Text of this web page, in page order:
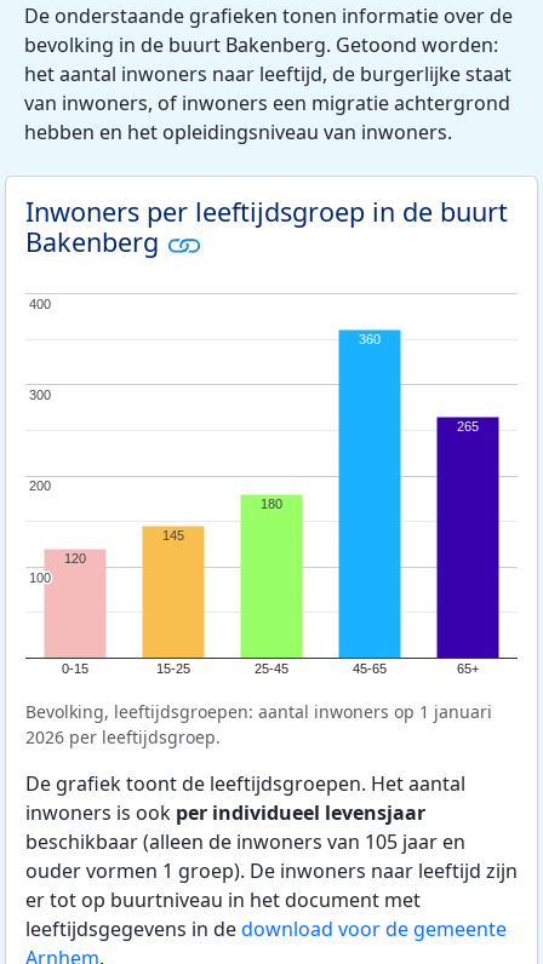
De onderstaande grafieken tonen informatie over de
bevolking in de buurt Bakenberg. Getoond worden:
het aantal inwoners naar leeftijd, de burgerlijke staat
van inwoners, of inwoners een migratie achtergrond
hebben en het opleidingsniveau van inwoners.
Inwoners per leeftijdsgroep in de buurt
Bakenberg
0-15 15-25 25-45 45-65 65+
100
100
200
200
300
300
400
400
120
145
180
360
265
Bevolking, leeftijdsgroepen: aantal inwoners op 1 januari
2026 per leeftijdsgroep.
De grafiek toont de leeftijdsgroepen. Het aantal
inwoners is ook per individueel levensjaar
beschikbaar (alleen de inwoners van 105 jaar en
ouder vormen 1 groep). De inwoners naar leeftijd zijn
er tot op buurtniveau in het document met
leeftijdsgegevens in dedownload voor de gemeente
Arnhem.